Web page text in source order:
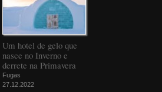
Um hotel de gelo que
nasce no Inverno e
derrete na Primavera
Fugas
27.12.2022